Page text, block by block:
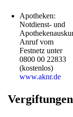
Apotheken:
Notdienst- und
Anruf vom
Festnetz unter
0800 00 22833
(kostenlos)
www.aknr.de
Vergiftungen